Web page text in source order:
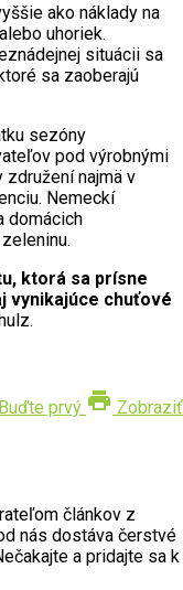
ako náklady na
uhoriek.
situácii sa
sa zaoberajú
sezóny
pod výrobnými
najmä v
Nemeckí
domácich
ktorá sa prísne
vynikajúce chuťové
Buďte prvý print Zobraziť
článkov z
nás dostáva čerstvé
a pridajte sa k